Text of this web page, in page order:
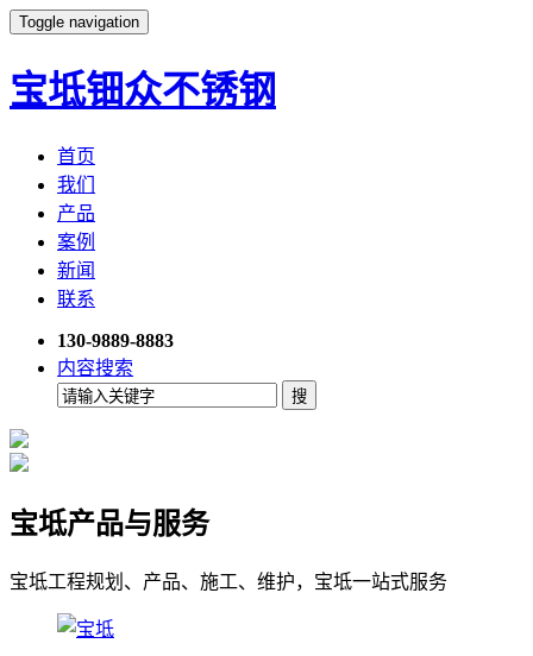
Toggle navigation
宝坻钿众不锈钢
首页
我们
产品
案例
新闻
联系
130-9889-8883
内容搜索
宝坻产品与服务
宝坻工程规划、产品、施工、维护，宝坻一站式服务